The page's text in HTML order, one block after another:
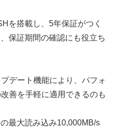
を搭載し、5年保証がつく
保証期間の確認にも役立ち
デート機能により、パフォ
善を手軽に適用できるのも
最大読み込み10,000MB/s